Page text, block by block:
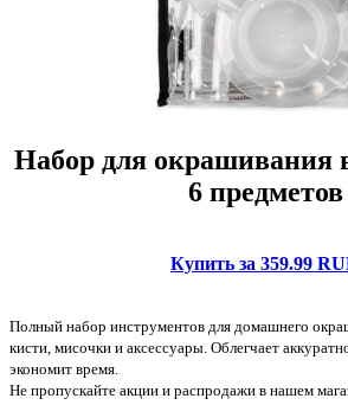
Набор для окрашивания
6 предметов
Купить за 359.99
Полный набор инструментов для домашнего
кисти, мисочки и аксессуары. Облегчает
экономит время.
Не пропускайте акции и распродажи в нашем